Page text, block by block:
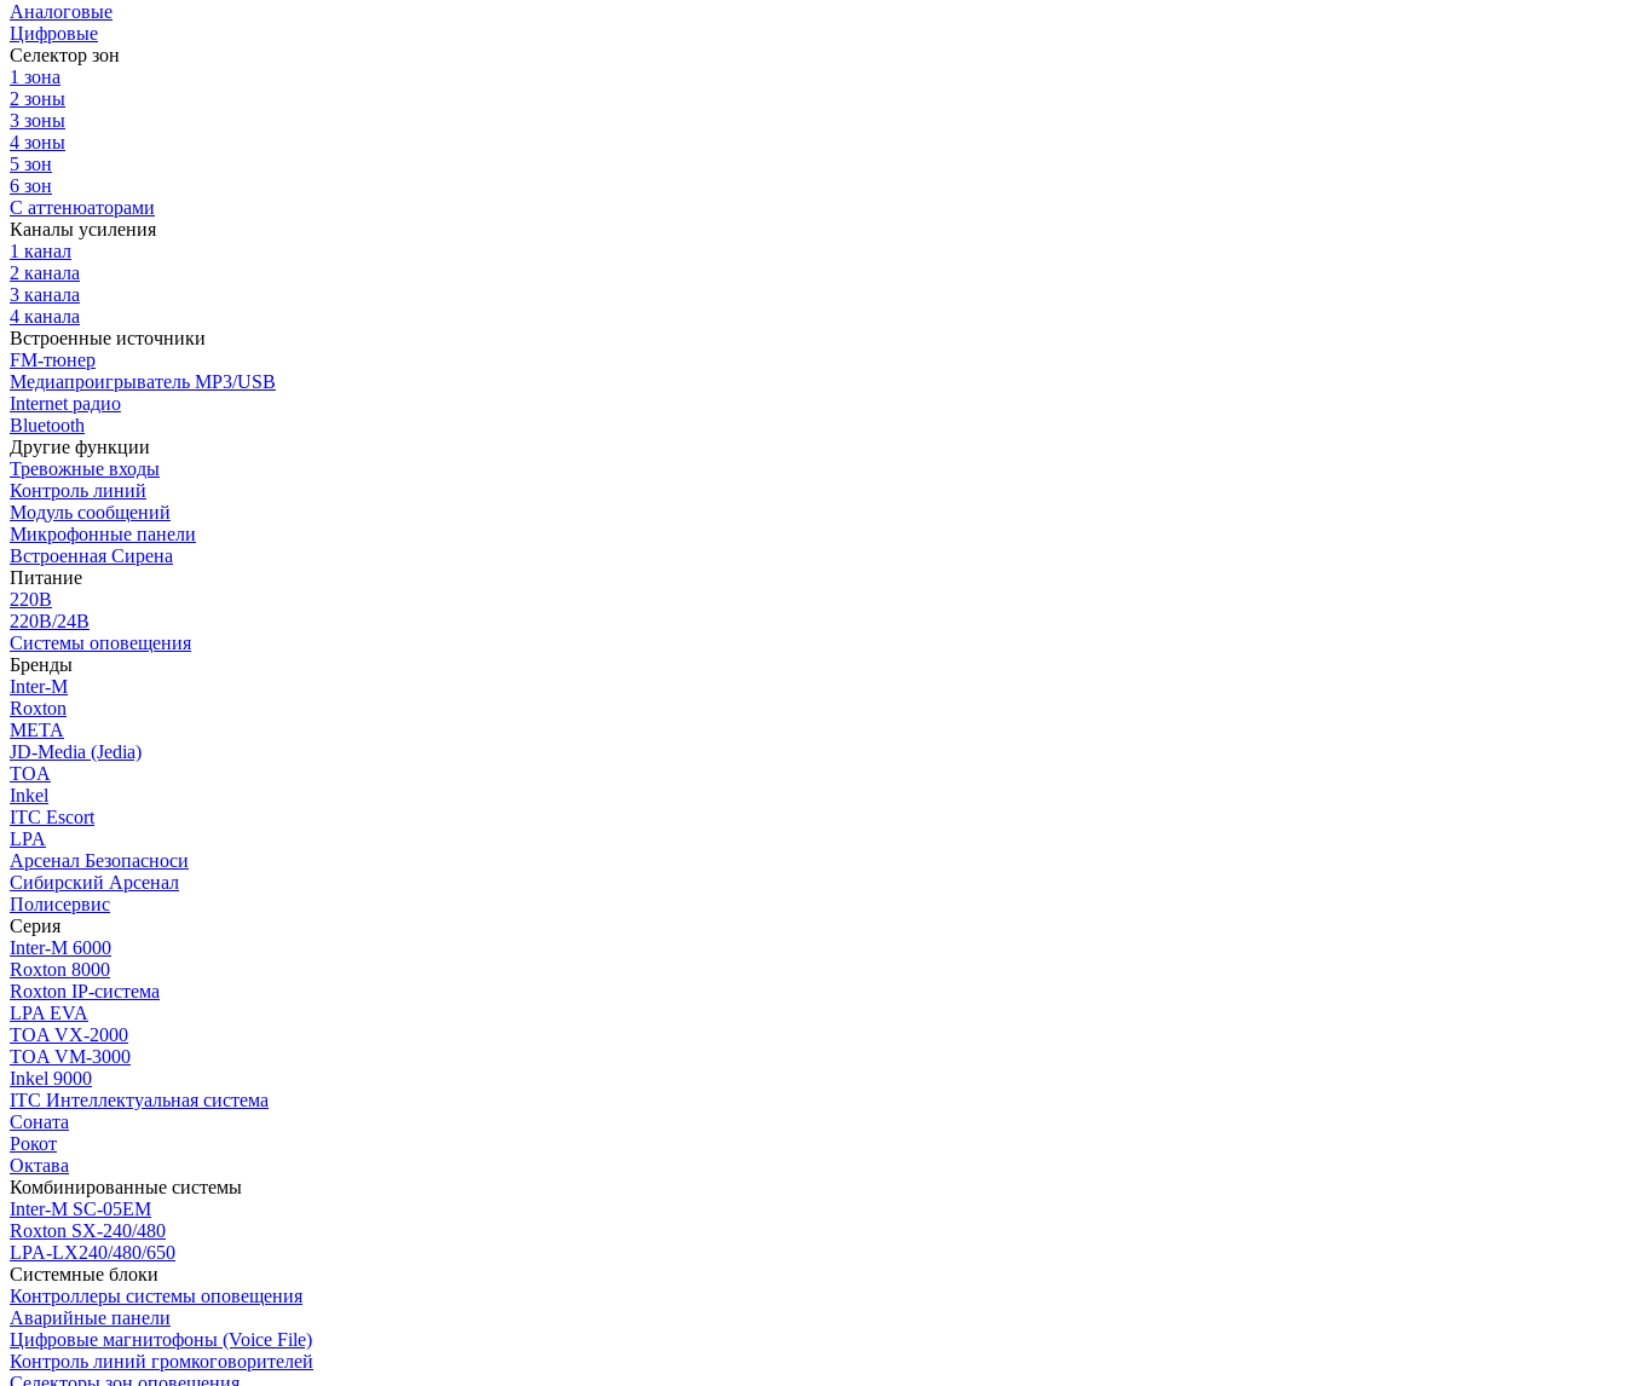
Аналоговые
Цифровые
Селектор зон
1 зона
2 зоны
3 зоны
4 зоны
5 зон
6 зон
С аттенюаторами
Каналы усиления
1 канал
2 канала
3 канала
4 канала
Встроенные источники
FM-тюнер
Медиапроигрыватель MP3/USB
Internet радио
Bluetooth
Другие функции
Тревожные входы
Контроль линий
Модуль сообщений
Микрофонные панели
Встроенная Сирена
Питание
220В
220В/24В
Системы оповещения
Бренды
Inter-M
Roxton
МЕТА
JD-Media (Jedia)
TOA
Inkel
ITC Escort
LPA
Арсенал Безопасноси
Сибирский Арсенал
Полисервис
Серия
Inter-M 6000
Roxton 8000
Roxton IP-система
LPA EVA
TOA VX-2000
TOA VM-3000
Inkel 9000
ITC Интеллектуальная система
Соната
Рокот
Октава
Комбинированные системы
Inter-M SC-05EM
Roxton SX-240/480
LPA-LX240/480/650
Системные блоки
Контроллеры системы оповещения
Аварийные панели
Цифровые магнитофоны (Voice File)
Контроль линий громкоговорителей